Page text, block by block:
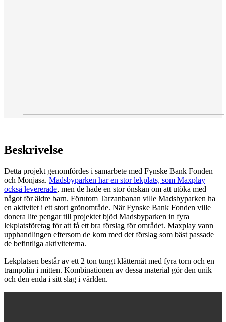
Beskrivelse
Detta projekt genomfördes i samarbete med Fynske Bank Fonden
och Monjasa. Madsbyparken har en stor lekplats, som Maxplay
också levererade, men de hade en stor önskan om att utöka med
något för äldre barn. Förutom Tarzanbanan ville Madsbyparken ha
en aktivitet i ett stort grönområde. När Fynske Bank Fonden ville
donera lite pengar till projektet bjöd Madsbyparken in fyra
lekplatsföretag för att få ett bra förslag för området. Maxplay vann
upphandlingen eftersom de kom med det förslag som bäst passade
de befintliga aktiviteterna.
Lekplatsen består av ett 2 ton tungt klätternät med fyra torn och en
trampolin i mitten. Kombinationen av dessa material gör den unik
och den enda i sitt slag i världen.